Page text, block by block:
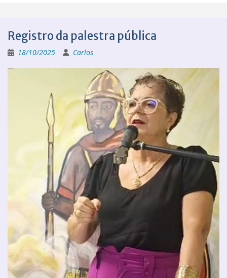
Registro da palestra pública
18/10/2025 Carlos